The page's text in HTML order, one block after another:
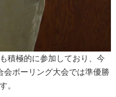
積極的に参加しており、今
ボーリング大会では準優勝
。